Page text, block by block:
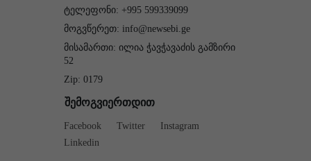
ტელეფონი: +995 599339099
მოგვწერეთ: info@newsebi.ge
მისამართი: ილია ჭავჭავაძის გამზირი
52
Zip: 0179
შემოგვიერთდით
Facebook Twitter
Instagram
Linkedin